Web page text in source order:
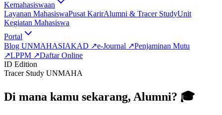
Kemahasiswaan
Layanan MahasiswaPusat KarirAlumni & Tracer StudyUnit
Kegiatan Mahasiswa
Portal
Blog UNMAHASIAKAD ↗e-Journal ↗Penjaminan Mutu
↗LPPM ↗Daftar Online
ID Edition
Tracer Study UNMAHA
Di mana kamu sekarang, Alumni? 🎓